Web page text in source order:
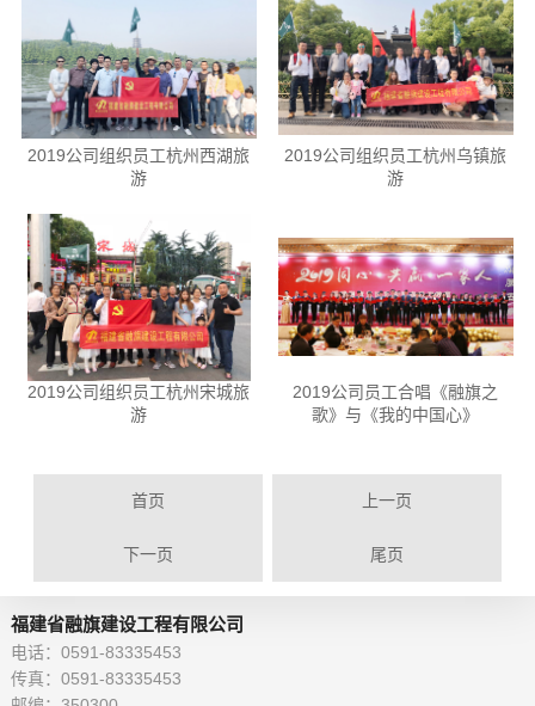
2019公司组织员工杭州西湖旅
游
2019公司组织员工杭州乌镇旅
游
2019公司组织员工杭州宋城旅
游
2019公司员工合唱《融旗之
歌》与《我的中国心》
首页 上一页
下一页 尾页
福建省融旗建设工程有限公司
电话：0591-83335453
传真：0591-83335453